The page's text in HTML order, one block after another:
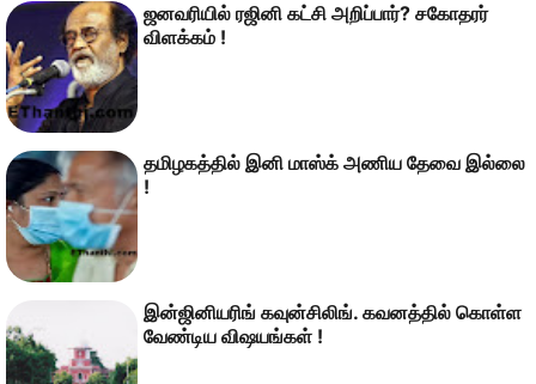
ஜனவரியில் ரஜினி கட்சி அறிப்பார்? சகோதரர்
விளக்கம் !
தமிழகத்தில் இனி மாஸ்க் அணிய தேவை இல்லை
!
இன்ஜினியரிங் கவுன்சிலிங். கவனத்தில் கொள்ள
வேண்டிய விஷயங்கள் !